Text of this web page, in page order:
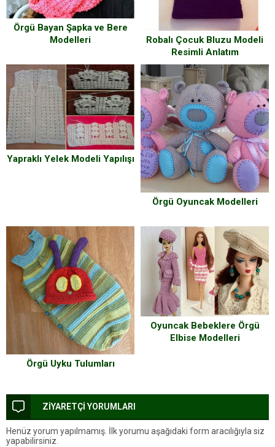
Örgü Bayan Şapka ve Bere
Modelleri
Robalı Çocuk Bluzu Modeli
Resimli Anlatım
Yapraklı Yelek Modeli Yapılışı
Örgü Oyuncak Modelleri
Örgü Uyku Tulumları
Oyuncak Bebeklere Örgü
Elbise Modelleri
ZİYARETÇİ YORUMLARI
Henüz yorum yapılmamış. İlk yorumu aşağıdaki form aracılığıyla siz
yapabilirsiniz.